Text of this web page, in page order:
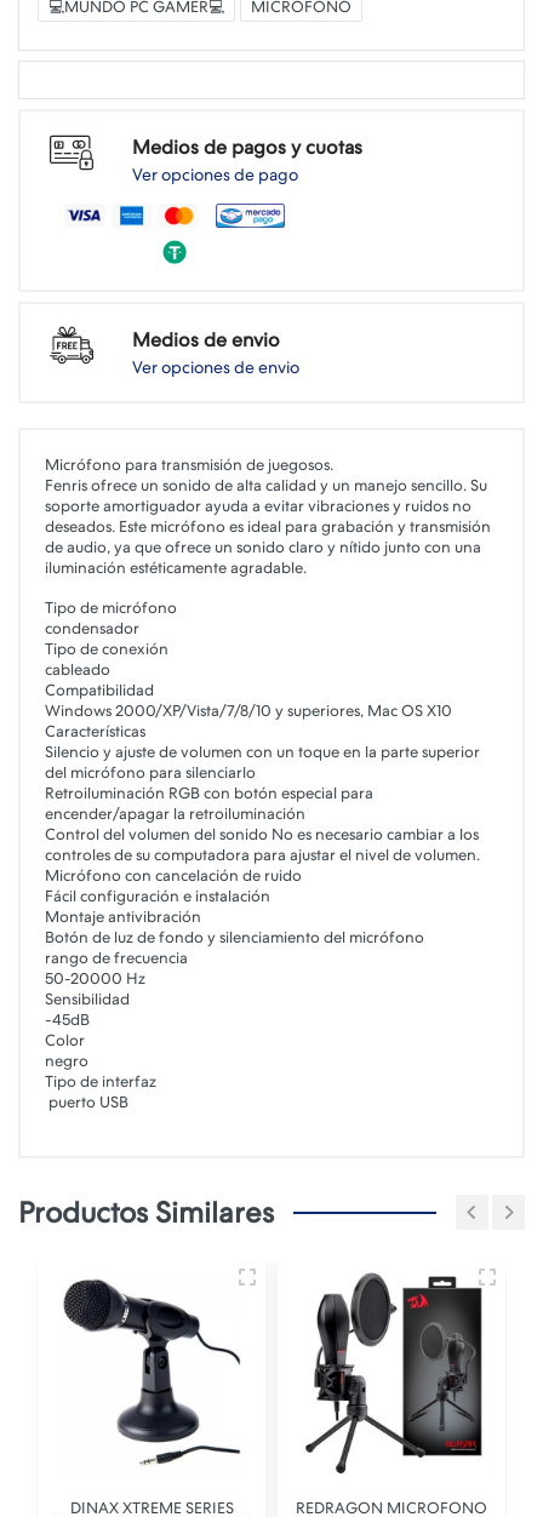
💻MUNDO PC GAMER💻 MICROFONO
Medios de pagos y cuotas
Ver opciones de pago
Medios de envio
Ver opciones de envio
Micrófono para transmisión de juegosos.
Fenris ofrece un sonido de alta calidad y un manejo sencillo. Su
soporte amortiguador ayuda a evitar vibraciones y ruidos no
deseados. Este micrófono es ideal para grabación y transmisión
de audio, ya que ofrece un sonido claro y nítido junto con una
iluminación estéticamente agradable.
Tipo de micrófono
condensador
Tipo de conexión
cableado
Compatibilidad
Windows 2000/XP/Vista/7/8/10 y superiores, Mac OS X10
Características
Silencio y ajuste de volumen con un toque en la parte superior
del micrófono para silenciarlo
Retroiluminación RGB con botón especial para
encender/apagar la retroiluminación
Control del volumen del sonido No es necesario cambiar a los
controles de su computadora para ajustar el nivel de volumen.
Micrófono con cancelación de ruido
Fácil configuración e instalación
Montaje antivibración
Botón de luz de fondo y silenciamiento del micrófono
rango de frecuencia
50-20000 Hz
Sensibilidad
-45dB
Color
negro
Tipo de interfaz
puerto USB
Productos Similares
DINAX XTREME SERIES
REDRAGON MICROFONO